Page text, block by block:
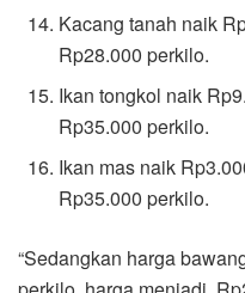
Kacang tanah naik
Rp28.000 perkilo.
Ikan tongkol naik
Rp35.000 perkilo.
Ikan mas naik
Rp35.000 perkilo.
“Sedangkan harga